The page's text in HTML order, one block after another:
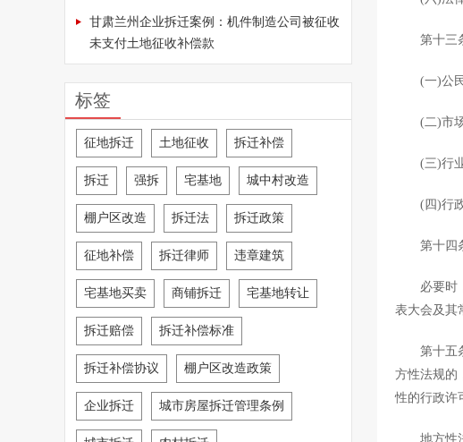
甘肃兰州企业拆迁案例：机件制造公司被征收
未支付土地征收补偿款
标签
征地拆迁 土地征收 拆迁补偿
拆迁 强拆 宅基地 城中村改造
棚户区改造 拆迁法 拆迁政策
征地补偿 拆迁律师 违章建筑
宅基地买卖 商铺拆迁 宅基地转让
拆迁赔偿 拆迁补偿标准
拆迁补偿协议 棚户区改造政策
企业拆迁 城市房屋拆迁管理条例
第十三条
(一)公民
(二)市场
(三)行业
(四)行政
第十四条
必要时，
表大会及其
第十五条
方性法规的
性的行政许
地方性法